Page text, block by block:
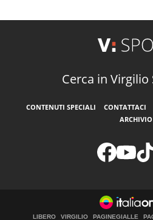
Cerca in Virgilio
CONTENUTI SPECIALI CONTATTACI
ARCHIVIO
LIBERO VIRGILIO PAGINEGIALLE